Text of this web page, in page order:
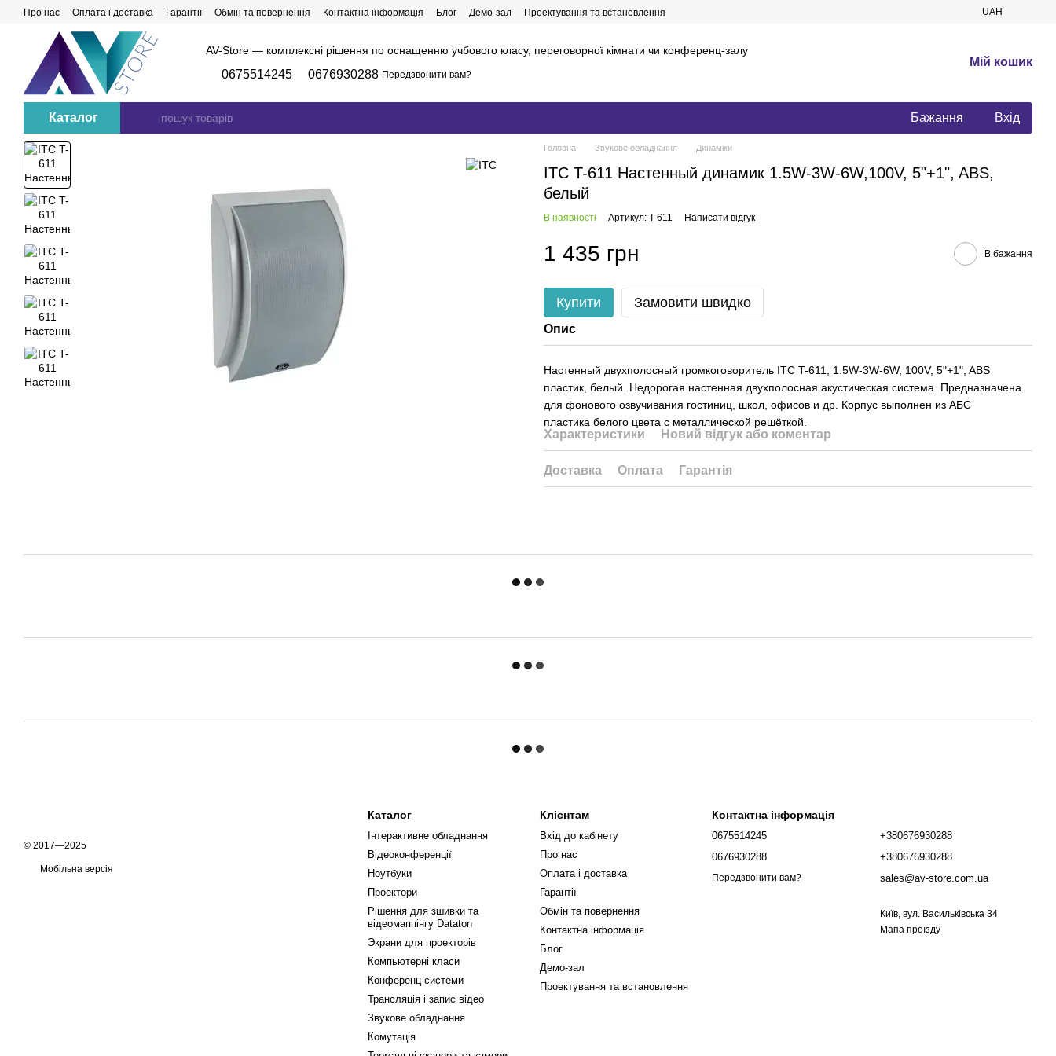
Перейти до основного контенту
Про нас Оплата і доставка Гарантії Обмін та повернення Контактна інформація Блог Демо-зал Проектування та встановлення UAH
AV-Store — комплексні рішення по оснащенню учбового класу, переговорної кімнати чи конференц-залу
0675514245 0676930288 Передзвонити вам?
Мій кошик
Каталог Бажання Вхід
Головна Звукове обладнання Динаміки
ITC T-611 Настенный динамик 1.5W-3W-6W,100V, 5"+1", ABS,
белый
В наявності Артикул: T-611 Написати відгук
1 435 грн В бажання
Купити Замовити швидко
Опис
Настенный двухполосный громкоговоритель ITC T-611, 1.5W-3W-6W, 100V, 5"+1", ABS
пластик, белый. Недорогая настенная двухполосная акустическая система. Предназначена
для фонового озвучивания гостиниц, школ, офисов и др. Корпус выполнен из АБС
пластика белого цвета с металлической решёткой.
Характеристики Новий відгук або коментар
Доставка Оплата Гарантія
© 2017—2025
Мобільна версія
Каталог
Інтерактивне обладнання
Відеоконференції
Ноутбуки
Проектори
Рішення для зшивки та
відеомаппінгу Dataton
Экрани для проекторів
Компьютерні класи
Конференц-системи
Трансляція і запис відео
Звукове обладнання
Комутація
Клієнтам
Вхід до кабінету
Про нас
Оплата і доставка
Гарантії
Обмін та повернення
Контактна інформація
Блог
Демо-зал
Проектування та встановлення
Контактна інформація
0675514245
0676930288
Передзвонити вам?
+380676930288
+380676930288
sales@av-store.com.ua
Київ, вул. Васильківська 34
Мапа проїзду